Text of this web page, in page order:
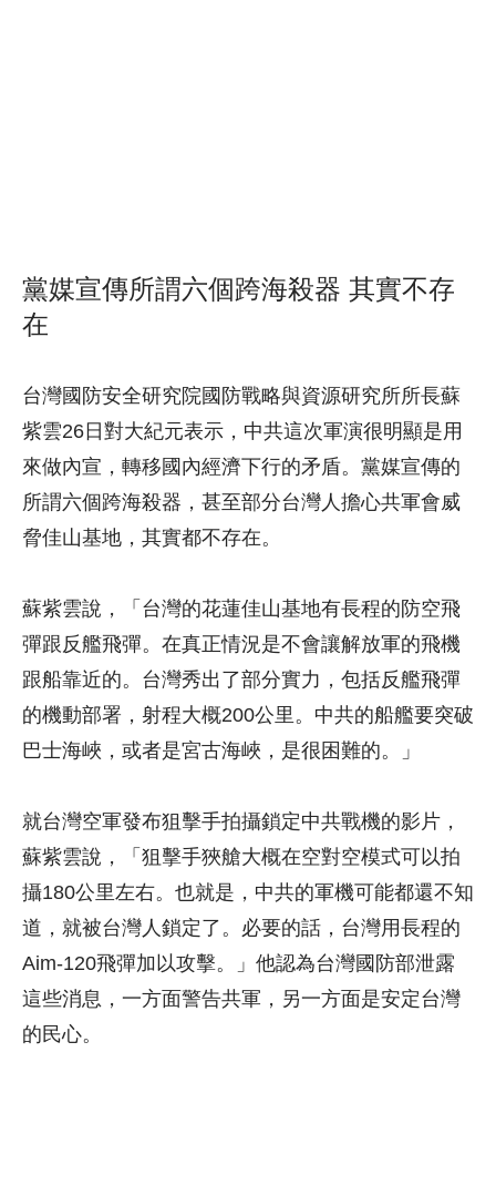
黨媒宣傳所謂六個跨海殺器 其實不存
在
台灣國防安全研究院國防戰略與資源研究所所長蘇
紫雲26日對大紀元表示，中共這次軍演很明顯是用
來做內宣，轉移國內經濟下行的矛盾。黨媒宣傳的
所謂六個跨海殺器，甚至部分台灣人擔心共軍會威
脅佳山基地，其實都不存在。
蘇紫雲說，「台灣的花蓮佳山基地有長程的防空飛
彈跟反艦飛彈。在真正情況是不會讓解放軍的飛機
跟船靠近的。台灣秀出了部分實力，包括反艦飛彈
的機動部署，射程大概200公里。中共的船艦要突破
巴士海峽，或者是宮古海峽，是很困難的。」
就台灣空軍發布狙擊手拍攝鎖定中共戰機的影片，
蘇紫雲說，「狙擊手狹艙大概在空對空模式可以拍
攝180公里左右。也就是，中共的軍機可能都還不知
道，就被台灣人鎖定了。必要的話，台灣用長程的
Aim-120飛彈加以攻擊。」他認為台灣國防部泄露
這些消息，一方面警告共軍，另一方面是安定台灣
的民心。